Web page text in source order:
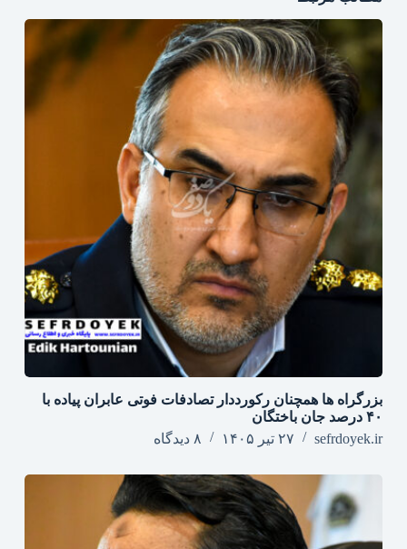
بزرگراه‌ ها همچنان رکورددار تصادفات فوتی عابران پیاده با
۴۰ درصد جان‌ باختگان
sefrdoyek.ir
۲۷ تیر ۱۴۰۵ ۸ دیدگاه